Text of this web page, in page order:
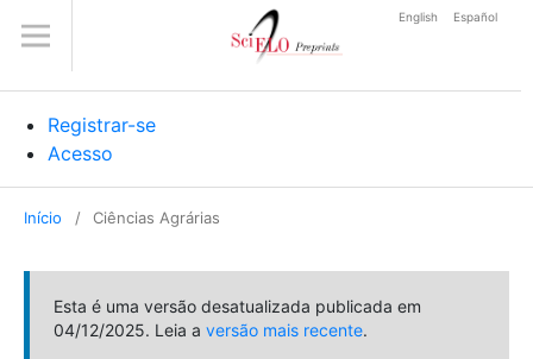
Registrar-se
Acesso
English Español
Início / Ciências Agrárias
Esta é uma versão desatualizada publicada em
04/12/2025. Leia a versão mais recente.